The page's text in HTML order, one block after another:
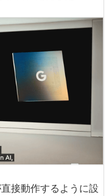
接動作するように設